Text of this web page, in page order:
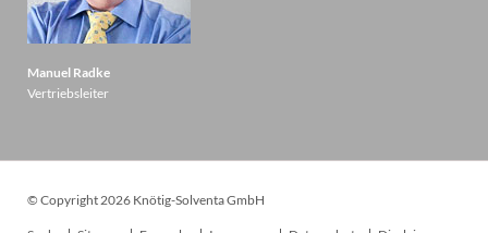
Manuel Radke
Vertriebsleiter
© Copyright 2026 Knötig-Solventa GmbH